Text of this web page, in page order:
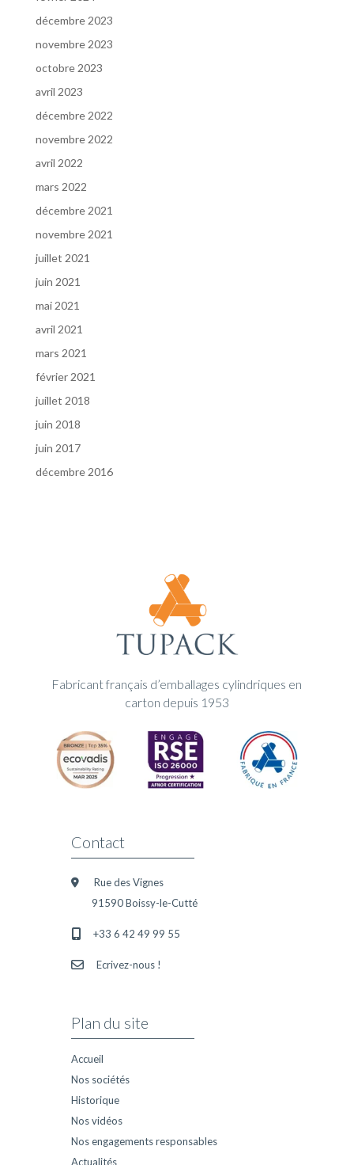
décembre 2023
novembre 2023
octobre 2023
avril 2023
décembre 2022
novembre 2022
avril 2022
mars 2022
décembre 2021
novembre 2021
juillet 2021
juin 2021
mai 2021
avril 2021
mars 2021
février 2021
juillet 2018
juin 2018
juin 2017
décembre 2016
Fabricant français d’emballages cylindriques en
carton depuis 1953
Contact
Rue des Vignes
91590 Boissy-le-Cutté
+33 6 42 49 99 55
Ecrivez-nous !
Plan du site
Accueil
Nos sociétés
Historique
Nos vidéos
Nos engagements responsables
Actualités